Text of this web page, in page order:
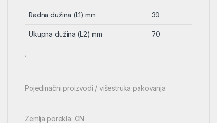
Radna dužina (L1) mm 39
Ukupna dužina (L2) mm 70
‘
Pojedinačni proizvodi / višestruka pakovanja
Zemlja porekla: CN